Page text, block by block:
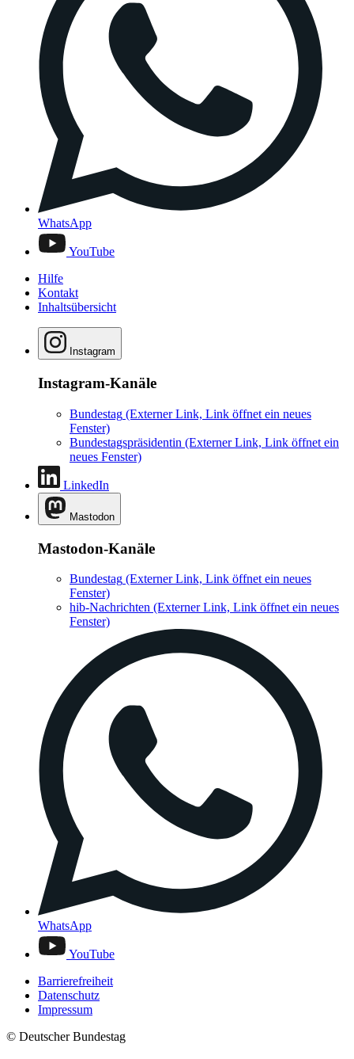
WhatsApp
YouTube
Hilfe
Kontakt
Inhaltsübersicht
Instagram
Instagram-Kanäle
Bundestag (Externer Link, Link öffnet ein neues
Fenster)
Bundestagspräsidentin (Externer Link, Link öffnet ein
neues Fenster)
LinkedIn
Mastodon
Mastodon-Kanäle
Bundestag (Externer Link, Link öffnet ein neues
Fenster)
hib-Nachrichten (Externer Link, Link öffnet ein neues
Fenster)
WhatsApp
YouTube
Barrierefreiheit
Datenschutz
Impressum
© Deutscher Bundestag